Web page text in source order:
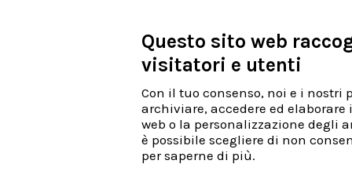
Azienda
Privacy Policy & Info
Politiche per la
Codice etico
Fatturazione
Lavora con noi
Questo sito web
visitatori e utenti
Con il tuo consenso, noi e i
archiviare, accedere ed
web o la personalizzazione degli
è possibile scegliere di non
per saperne di più.